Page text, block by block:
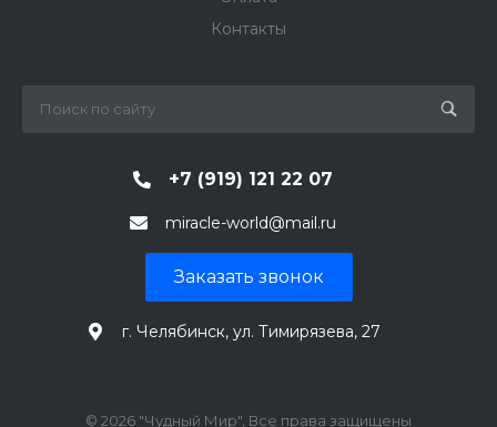
Контакты
+7 (919) 121 22 07
miracle-world@mail.ru
Заказать звонок
г. Челябинск, ул. Тимирязева, 27
© 2026 "Чудный Мир", Все права защищены